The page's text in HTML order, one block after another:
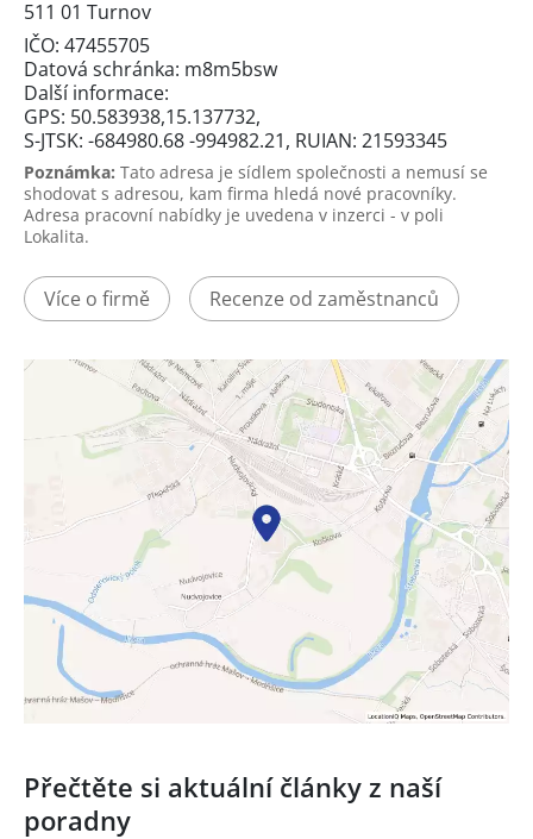
511 01 Turnov
IČO: 47455705
Datová schránka: m8m5bsw
Další informace:
GPS: 50.583938,15.137732,
S-JTSK: -684980.68 -994982.21, RUIAN: 21593345
Poznámka: Tato adresa je sídlem společnosti a nemusí se
shodovat s adresou, kam firma hledá nové pracovníky.
Adresa pracovní nabídky je uvedena v inzerci - v poli
Lokalita.
Více o firmě Recenze od zaměstnanců
Přečtěte si aktuální články z naší
poradny